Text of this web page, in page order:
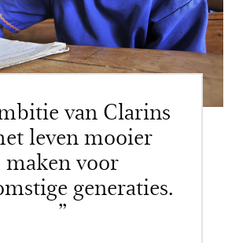
van Clarins
leven mooier
maken voor
generaties.
”